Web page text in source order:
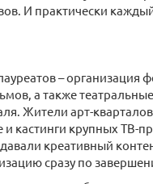
И практически
– организация
а также
Жители арт-
кастинги крупных ТВ-
креативный
сразу по